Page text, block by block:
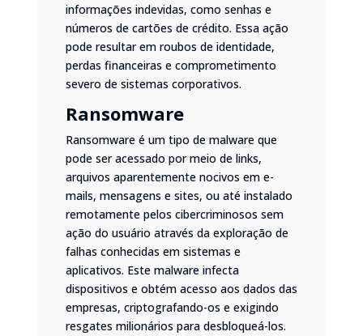
informações indevidas, como senhas e
números de cartões de crédito. Essa ação
pode resultar em roubos de identidade,
perdas financeiras e comprometimento
severo de sistemas corporativos.
Ransomware
Ransomware é um tipo de malware que
pode ser acessado por meio de links,
arquivos aparentemente nocivos em e-
mails, mensagens e sites, ou até instalado
remotamente pelos cibercriminosos sem
ação do usuário através da exploração de
falhas conhecidas em sistemas e
aplicativos. Este malware infecta
dispositivos e obtém acesso aos dados das
empresas, criptografando-os e exigindo
resgates milionários para desbloqueá-los.